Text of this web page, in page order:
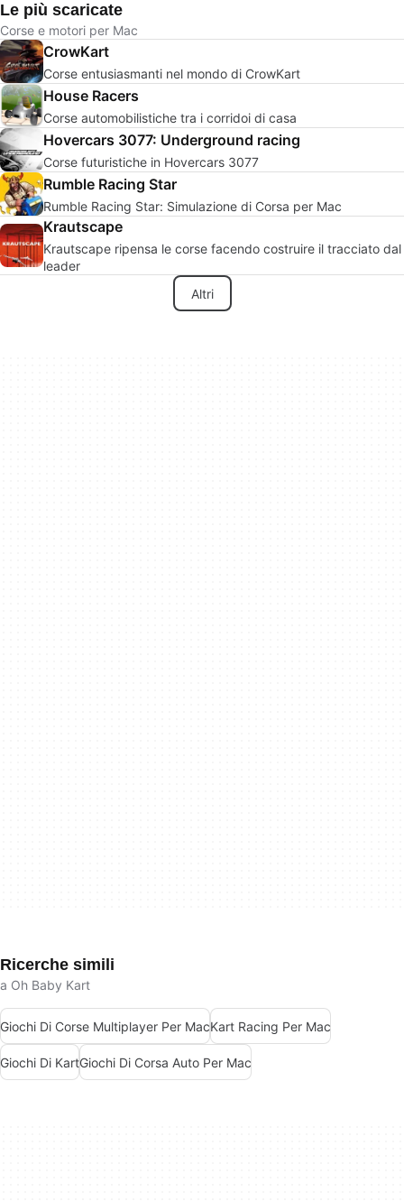
Le più scaricate
Corse e motori per Mac
CrowKart
Corse entusiasmanti nel mondo di CrowKart
House Racers
Corse automobilistiche tra i corridoi di casa
Hovercars 3077: Underground racing
Corse futuristiche in Hovercars 3077
Rumble Racing Star
Rumble Racing Star: Simulazione di Corsa per Mac
Krautscape
Krautscape ripensa le corse facendo costruire il tracciato dal
leader
Altri
Ricerche simili
a Oh Baby Kart
Giochi Di Corse Multiplayer Per MacKart Racing Per Mac
Giochi Di KartGiochi Di Corsa Auto Per Mac